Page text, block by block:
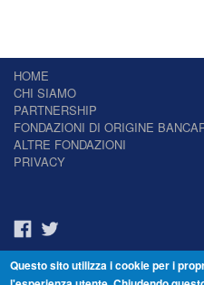
HOME
CHI SIAMO
PARTNERSHIP
FONDAZIONI DI ORIGINE
ALTRE FONDAZIONI
PRIVACY
Il Giornale
Questo sito utilizza i cookie per i